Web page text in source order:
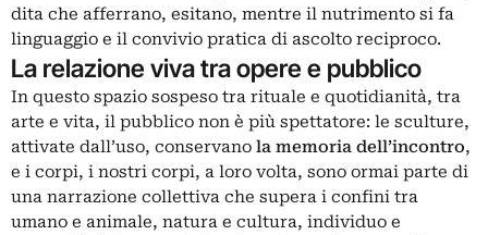
dita che afferrano, esitano, mentre il nutrimento si fa
linguaggio e il convivio pratica di ascolto reciproco.
La relazione viva tra opere e pubblico
In questo spazio sospeso tra rituale e quotidianità, tra
arte e vita, il pubblico non è più spettatore: le sculture,
attivate dall’uso, conservano la memoria dell’incontro,
e i corpi, i nostri corpi, a loro volta, sono ormai parte di
una narrazione collettiva che supera i confini tra
umano e animale, natura e cultura, individuo e